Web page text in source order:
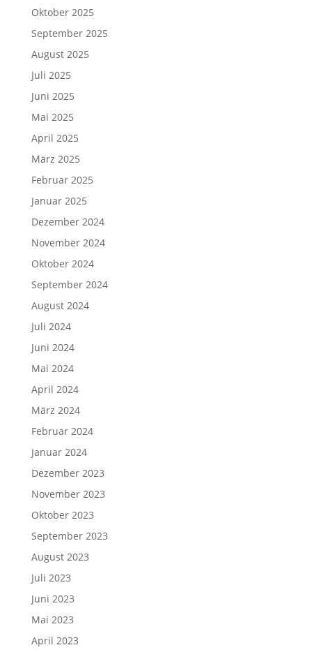
Oktober 2025
September 2025
August 2025
Juli 2025
Juni 2025
Mai 2025
April 2025
März 2025
Februar 2025
Januar 2025
Dezember 2024
November 2024
Oktober 2024
September 2024
August 2024
Juli 2024
Juni 2024
Mai 2024
April 2024
März 2024
Februar 2024
Januar 2024
Dezember 2023
November 2023
Oktober 2023
September 2023
August 2023
Juli 2023
Juni 2023
Mai 2023
April 2023